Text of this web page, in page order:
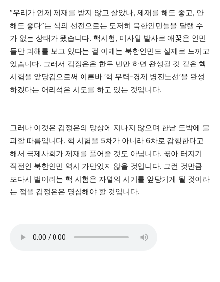
“우리가 언제 제재를 받지 않고 살았나, 제재를 해도 좋고, 안
해도 좋다”는 식의 선전으로는 도저히 북한인민들을 달랠 수
가 없는 상태가 됐습니다. 핵시험, 미사일 발사로 애꿎은 인민
들만 피해를 보고 있다는 걸 이제는 북한인민도 실제로 느끼고
있습니다. 그래서 김정은은 한두 번만 하면 완성될 것 같은 핵
시험을 앞당김으로써 이른바 ‘핵 무력-경제 병진노선’을 완성
하겠다는 어리석은 시도를 하고 있는 것입니다.
그러나 이것은 김정은의 망상에 지나지 않으며 한낱 도박에 불
과할 따름입니다. 핵 시험을 5차가 아니라 6차로 감행한다고
해서 국제사회가 제재를 풀어줄 것도 아닙니다. 곪아 터지기
직전인 북한인민 역시 가만있지 않을 것입니다. 그런 것만큼
또다시 벌이려는 핵 시험은 자멸의 시기를 앞당기게 될 것이라
는 점을 김정은은 명심해야 할 것입니다.